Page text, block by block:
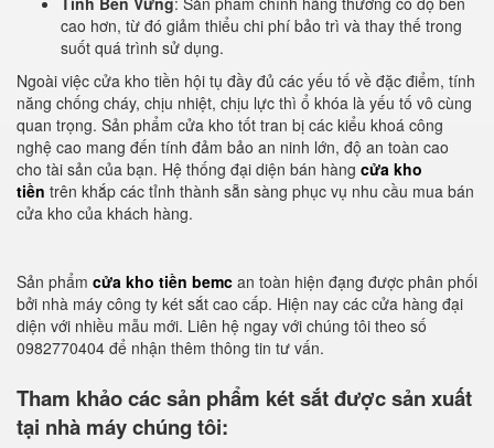
cao hơn, từ đó giảm thiểu chi phí bảo trì và thay thế trong
suốt quá trình sử dụng.
Ngoài việc cửa kho tiền hội tụ đầy đủ các yếu tố về đặc điểm, tính
năng chống cháy, chịu nhiệt, chịu lực thì ổ khóa là yếu tố vô cùng
quan trọng. Sản phẩm cửa kho tốt tran bị các kiểu khoá công
nghệ cao mang đến tính đảm bảo an ninh lớn, độ an toàn cao
cho tài sản của bạn. Hệ thống đại diện bán hàng cửa kho
tiền trên khắp các tỉnh thành sẵn sàng phục vụ nhu cầu mua bán
cửa kho của khách hàng.
Sản phẩm cửa kho tiền bemc an toàn hiện đạng được phân phối
bởi nhà máy công ty két sắt cao cấp. Hiện nay các cửa hàng đại
diện với nhiều mẫu mới. Liên hệ ngay với chúng tôi theo số
0982770404 để nhận thêm thông tin tư vấn.
Tham khảo các sản phẩm két sắt được sản xuất
tại nhà máy chúng tôi: